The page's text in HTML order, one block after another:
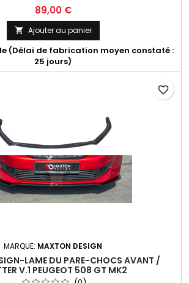
Prix
89,00 €
 Ajouter au panier
(Délai de fabrication moyen constaté :
25 jours)
MARQUE: MAXTON DESIGN
LAME DU PARE-CHOCS AVANT /
V.1 PEUGEOT 508 GT MK2
favorite_border